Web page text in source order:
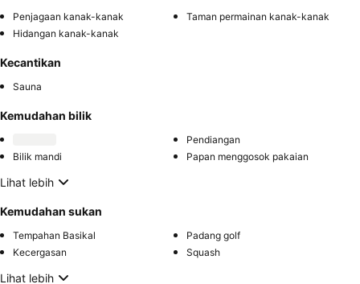
Penjagaan kanak-kanak
Taman permainan kanak-kanak
Hidangan kanak-kanak
Kecantikan
Sauna
Kemudahan bilik
Pendiangan
Bilik mandi
Papan menggosok pakaian
Lihat lebih
Kemudahan sukan
Tempahan Basikal
Padang golf
Kecergasan
Squash
Lihat lebih